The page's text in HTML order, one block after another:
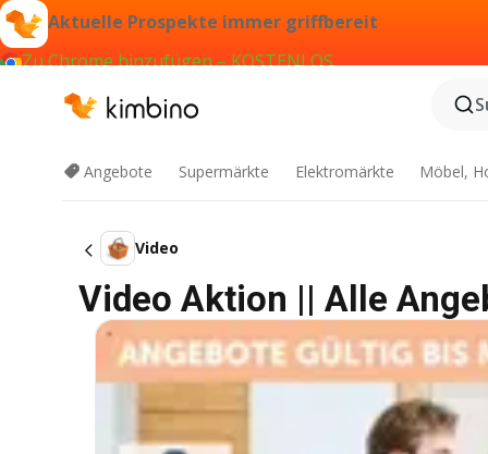
Aktuelle Prospekte immer griffbereit
Zu Chrome hinzufügen – KOSTENLOS
Angebote Supermärkte Elektromärkte Möbel,
Video
Video Aktion || Alle